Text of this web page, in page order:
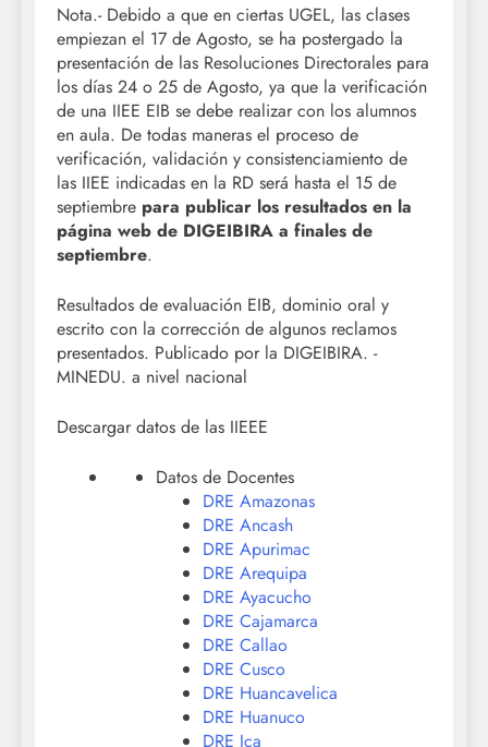
Nota.- Debido a que en ciertas UGEL, las clases
empiezan el 17 de Agosto, se ha postergado la
presentación de las Resoluciones Directorales para
los días 24 o 25 de Agosto, ya que la verificación
de una IIEE EIB se debe realizar con los alumnos
en aula. De todas maneras el proceso de
verificación, validación y consistenciamiento de
las IIEE indicadas en la RD será hasta el 15 de
septiembre para publicar los resultados en la
página web de DIGEIBIRA a finales de
septiembre.
Resultados de evaluación EIB, dominio oral y
escrito con la corrección de algunos reclamos
presentados. Publicado por la DIGEIBIRA. -
MINEDU. a nivel nacional
Descargar datos de las IIEEE
Datos de Docentes
DRE Amazonas
DRE Ancash
DRE Apurimac
DRE Arequipa
DRE Ayacucho
DRE Cajamarca
DRE Callao
DRE Cusco
DRE Huancavelica
DRE Huanuco
DRE Ica